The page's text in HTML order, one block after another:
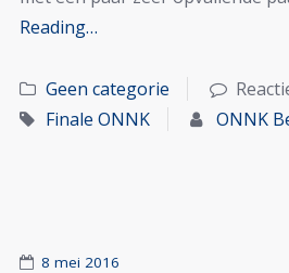
Reading…
Geen categorie
Finale ONNK
ONNK
8 mei 2016